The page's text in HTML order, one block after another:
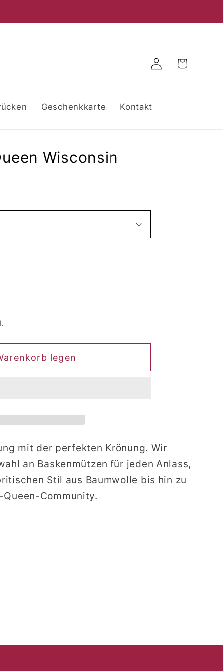
Geschenkkarte Kontakt
EinloggenWarenkorb
Wisconsin
legen
mit der perfekten Krönung. Wir
an Baskenmützen für jeden Anlass,
Stil aus Baumwolle bis hin zu
Community.